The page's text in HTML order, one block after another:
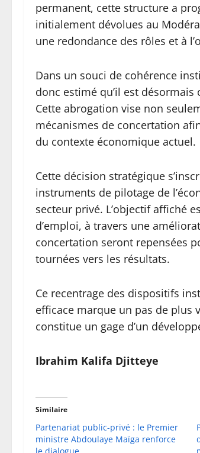
permanent, cette structure a
initialement dévolues au
une redondance des rôles et à
Dans un souci de cohérence
donc estimé qu’il est désormais
Cette abrogation vise non
mécanismes de concertation
du contexte économique actuel.
Cette décision stratégique
instruments de pilotage de
secteur privé. L’objectif affiché
d’emploi, à travers une
concertation seront repensées
tournées vers les résultats.
Ce recentrage des dispositifs
efficace marque un pas de plus
constitue un gage d’un
Ibrahim Kalifa Djitteye
Similaire
Partenariat public-privé : le Premier
ministre Abdoulaye Maïga renforce